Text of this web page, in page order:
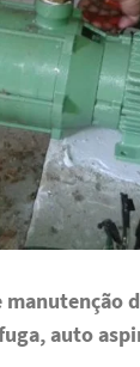
manutenção
auto